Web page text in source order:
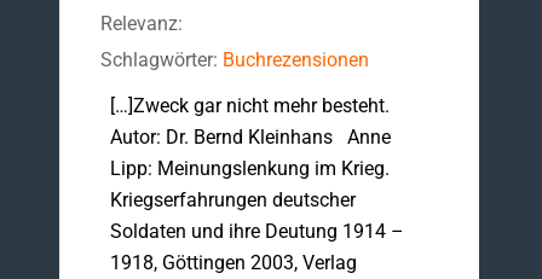
Relevanz:
Schlagwörter: Buchrezensionen
[…]Zweck gar nicht mehr besteht.
Autor: Dr. Bernd Kleinhans Anne
Lipp: Meinungslenkung im Krieg.
Kriegserfahrungen deutscher
Soldaten und ihre Deutung 1914 –
1918, Göttingen 2003, Verlag